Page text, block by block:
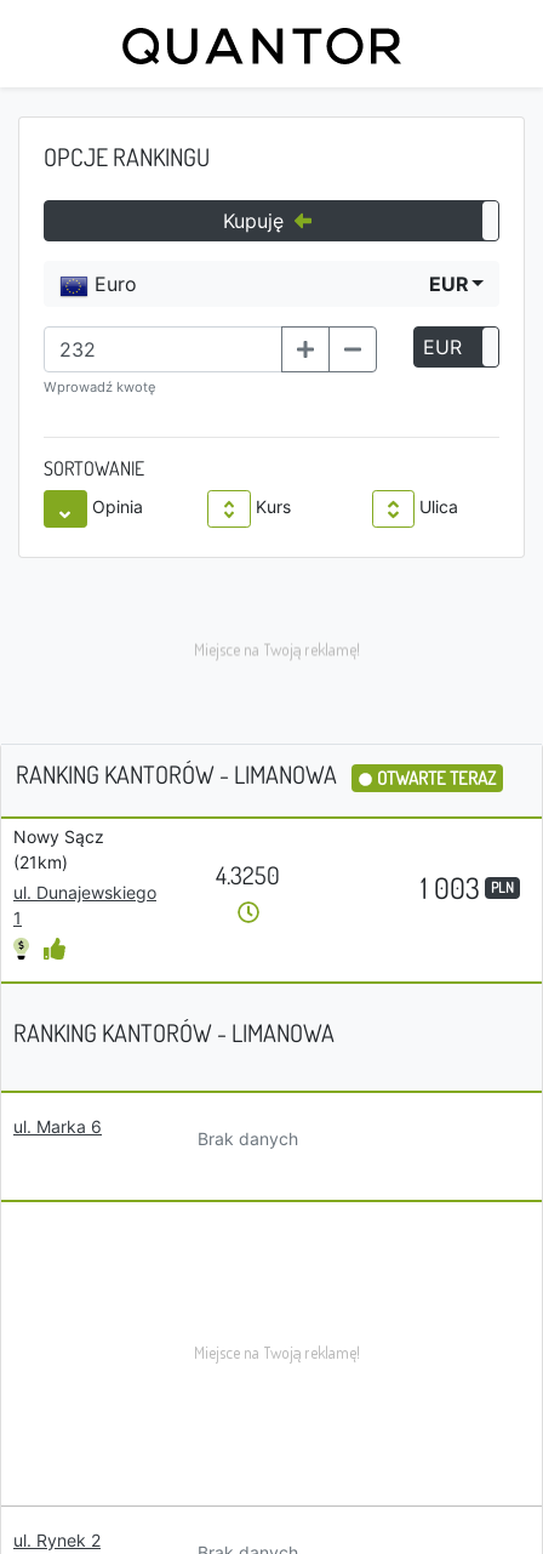
OPCJE RANKINGU
Kupuję
Euro EUR
Wprowadź kwotę
EUR
SORTOWANIE
Opinia Kurs Ulica
RANKING KANTORÓW - LIMANOWA OTWARTE TERAZ
Nowy Sącz
(21km)
ul. Dunajewskiego
1
4.3250 1 003 PLN
RANKING KANTORÓW - LIMANOWA
ul. Marka 6
Brak danych
ul. Rynek 2